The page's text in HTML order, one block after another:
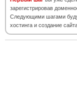
зарегистрировав
Следующими шагами
хостинга и создание